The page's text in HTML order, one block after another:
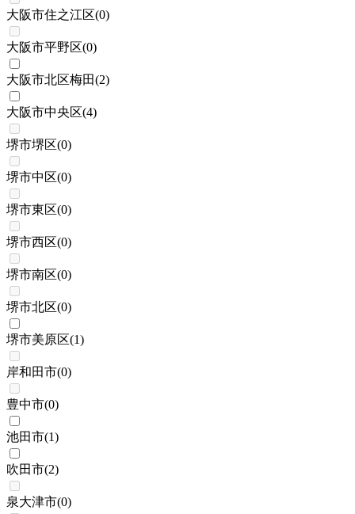
大阪市住之江区(0)
大阪市平野区(0)
大阪市北区梅田(2)
大阪市中央区(4)
堺市堺区(0)
堺市中区(0)
堺市東区(0)
堺市西区(0)
堺市南区(0)
堺市北区(0)
堺市美原区(1)
岸和田市(0)
豊中市(0)
池田市(1)
吹田市(2)
泉大津市(0)